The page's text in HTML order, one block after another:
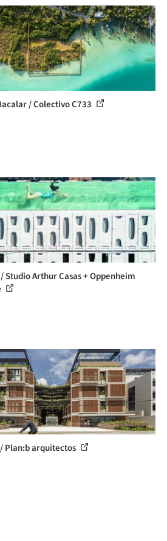
/ Colectivo C733
Studio Arthur Casas + Oppenheim
Plan:b arquitectos